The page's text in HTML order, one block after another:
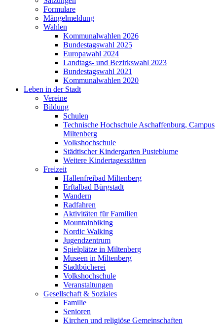
Formulare
Mängelmeldung
Wahlen
Kommunalwahlen 2026
Bundestagswahl 2025
Europawahl 2024
Landtags- und Bezirkswahl 2023
Bundestagswahl 2021
Kommunalwahlen 2020
Leben in der Stadt
Vereine
Bildung
Schulen
Technische Hochschule Aschaffenburg, Campus
Miltenberg
Volkshochschule
Städtischer Kindergarten Pusteblume
Weitere Kindertagesstätten
Freizeit
Hallenfreibad Miltenberg
Erftalbad Bürgstadt
Wandern
Radfahren
Aktivitäten für Familien
Mountainbiking
Nordic Walking
Jugendzentrum
Spielplätze in Miltenberg
Museen in Miltenberg
Stadtbücherei
Volkshochschule
Veranstaltungen
Gesellschaft & Soziales
Familie
Senioren
Kirchen und religiöse Gemeinschaften